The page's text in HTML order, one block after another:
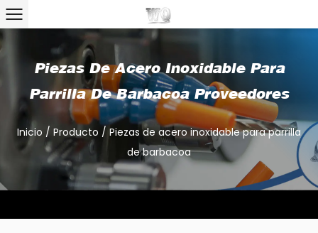
Piezas De Acero Inoxidable Para
Parrilla De Barbacoa Proveedores
Inicio / Producto / Piezas de acero inoxidable para parrilla
de barbacoa